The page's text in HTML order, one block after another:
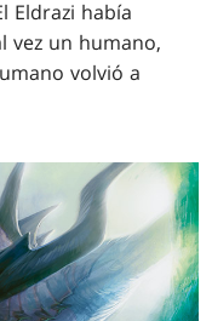
Eldrazi había
vez un humano,
volvió a